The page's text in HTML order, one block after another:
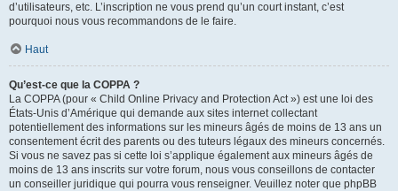
d’utilisateurs, etc. L’inscription ne vous prend qu’un court instant, c’est
pourquoi nous vous recommandons de le faire.
Haut
Qu’est-ce que la COPPA ?
La COPPA (pour « Child Online Privacy and Protection Act ») est une loi des
États-Unis d’Amérique qui demande aux sites internet collectant
potentiellement des informations sur les mineurs âgés de moins de 13 ans un
consentement écrit des parents ou des tuteurs légaux des mineurs concernés.
Si vous ne savez pas si cette loi s’applique également aux mineurs âgés de
moins de 13 ans inscrits sur votre forum, nous vous conseillons de contacter
un conseiller juridique qui pourra vous renseigner. Veuillez noter que phpBB